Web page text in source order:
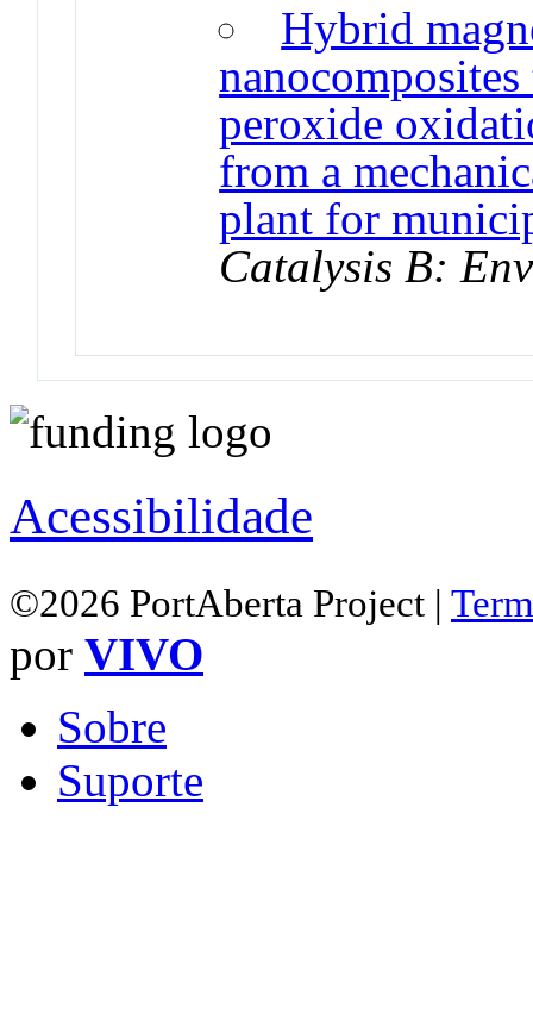
Hybrid
peroxide
from a
plant for
Catalysis B:
Acessibilidade
©2026 PortAberta Project |
por VIVO
Sobre
Suporte